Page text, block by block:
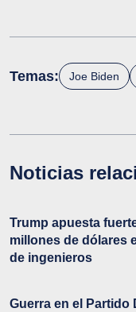
Temas: Joe Biden
Noticias
Trump apuesta
millones de dólares
de ingenieros
Guerra en el Partido